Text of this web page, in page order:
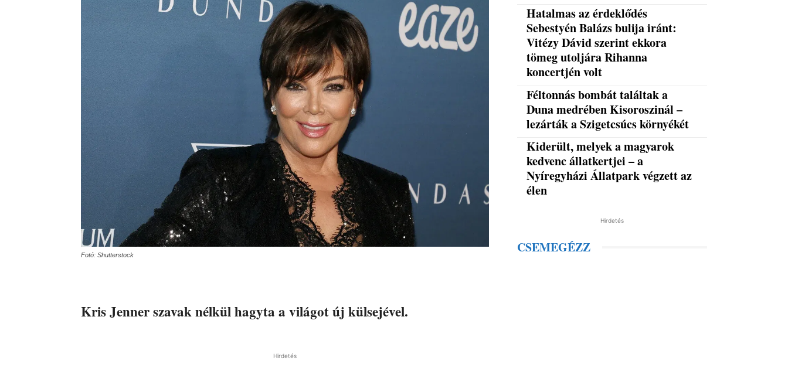
Fotó: Shutterstock
Kris Jenner szavak nélkül hagyta a világot új külsejével.
Hirdetés
Hatalmas az érdeklődés
Sebestyén Balázs bulija iránt:
Vitézy Dávid szerint ekkora
tömeg utoljára Rihanna
koncertjén volt
Féltonnás bombát találtak a
Duna medrében Kisoroszinál –
lezárták a Szigetcsúcs környékét
Kiderült, melyek a magyarok
kedvenc állatkertjei – a
Nyíregyházi Állatpark végzett az
élen
Hirdetés
CSEMEGÉZZ